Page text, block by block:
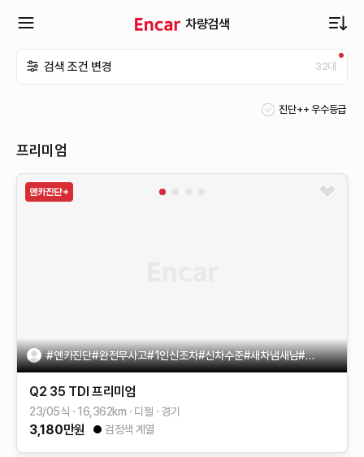
차량검색
뉴
검색 조건 변경 32대
진단++ 우수등급
프리미엄
#엔카진단#완전무사고#1인신조차#신차수준#새차냄새남#키2개#
Q2 35 TDI 프리미엄
23/05식 16,362km 디젤 경기
3,180만원 검정색 계열